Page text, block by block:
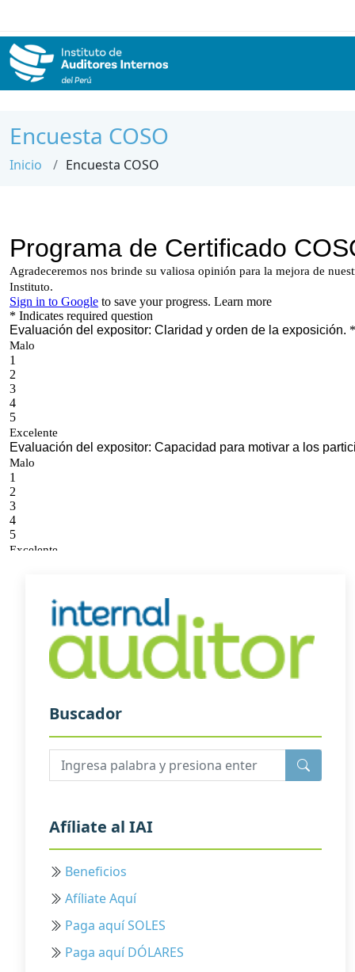
Encuesta COSO
Inicio Encuesta COSO
Buscador
Afíliate al IAI
Beneficios
Afíliate Aquí
Paga aquí SOLES
Paga aquí DÓLARES